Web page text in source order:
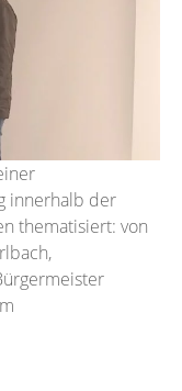
innerhalb der
thematisiert: von